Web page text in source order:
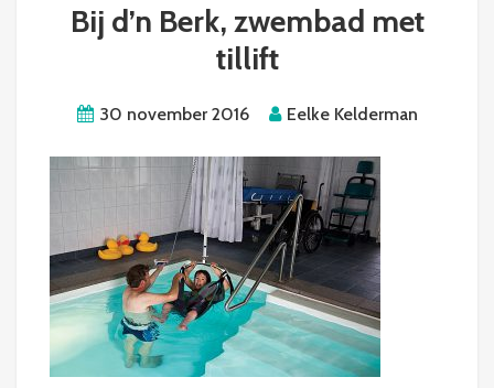
Bij d’n Berk, zwembad met
tillift
30 november 2016 Eelke Kelderman